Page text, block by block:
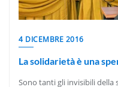
4 DICEMBRE 2016
La solidarietà è una
Sono tanti gli invisibili